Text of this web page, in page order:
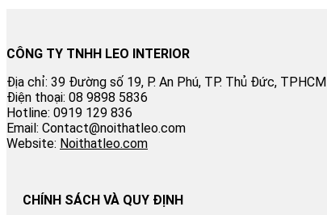
CÔNG TY TNHH LEO INTERIOR
Địa chỉ: 39 Đường số 19, P. An Phú, TP. Thủ Đức, TPHCM
Điện thoại: 08 9898 5836
Hotline: 0919 129 836
Email: Contact@noithatleo.com
Website: Noithatleo.com
CHÍNH SÁCH VÀ QUY ĐỊNH